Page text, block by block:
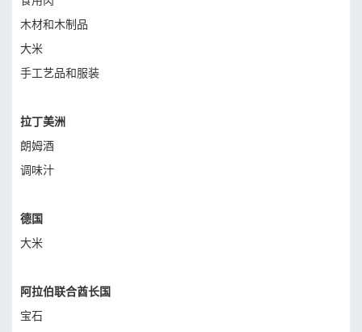
木材和木制品
大米
手工艺品和服装
拉丁美洲
朗姆酒
调味汁
德国
大米
阿拉伯联合酋长国
宝石